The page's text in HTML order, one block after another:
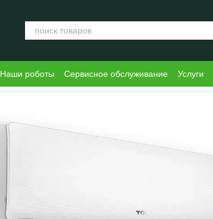
Наши роботы Сервисное обслуживание Услуги
Пользовательское соглашение